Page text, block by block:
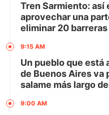
Tren Sarmiento: así
aprovechar una
eliminar 20 barreras
9:15 AM
Un pueblo que está
de Buenos Aires va
salame más largo
9:00 AM